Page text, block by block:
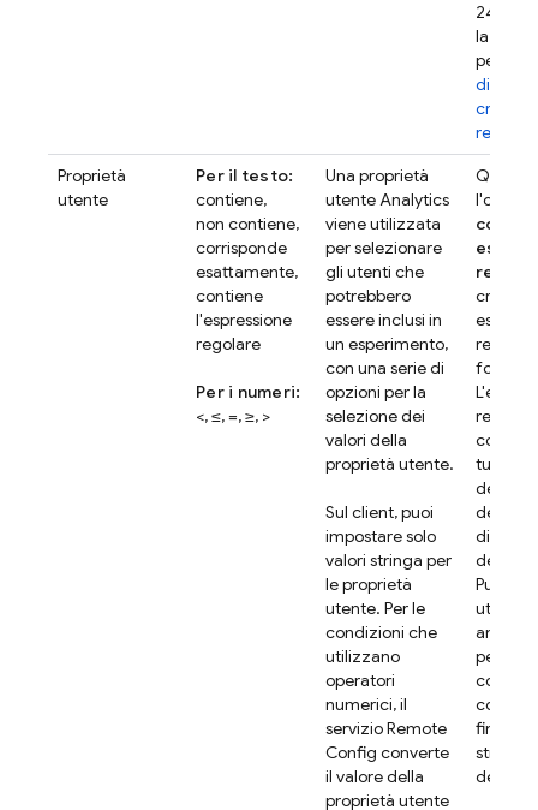
24-48
la
per i
di
creati di
recente
Proprietà
utente
Per il testo:
contiene,
non contiene,
corrisponde
esattamente,
contiene
l'espressione
regolare
Per i numeri:
<, ≤, =, ≥, >
Una proprietà
utenteAnalytics
viene utilizzata
per selezionare
gli utenti che
potrebbero
essere inclusi in
un esperimento,
con una serie di
opzioni per la
selezione dei
valori della
proprietà utente.
Sul client, puoi
impostare solo
valori stringa per
le proprietà
utente. Per le
condizioni che
utilizzano
operatori
numerici, il
servizioRemote
Config converte
il valore della
proprietà utente
creare
regolari
tutta o
della
della
di
Puoi
per
con
fine o
stringa